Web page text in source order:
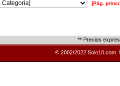
[Pág.
** Precios
© 2002/2022 Solo10.com